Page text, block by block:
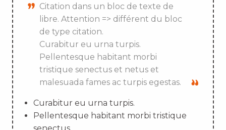
Citation dans un bloc de texte de
libre. Attention => différent du bloc
de type citation.
Curabitur eu urna turpis.
Pellentesque habitant morbi
tristique senectus et netus et
malesuada fames ac turpis egestas.
Curabitur eu urna turpis.
Pellentesque habitant morbi tristique